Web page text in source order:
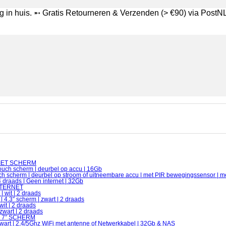
in huis. ➵ Gratis Retourneren & Verzenden (> €90) via
SCHERM
scherm | deurbel op accu | 16Gb
scherm | deurbel op stroom of uitneembare accu | met PIR bewegingssensor |
draads | Geen internet | 32Gb
| wit | 2 draads
4.3″ scherm | zwart | 2 draads
| 2 draads
| 2 draads
SCHERM
| 2.4/5Ghz WiFi met antenne of Netwerkkabel | 32Gb & NAS